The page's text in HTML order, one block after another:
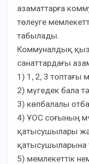
азаматтарға
төлеуге
табылады.
Коммуналдық
санаттардағы
1) 1, 2, 3 топтағы
2) мүгедек бала
3) көпбалалы
4) ҰОС соғының
қатысушылары
қатысушыларына
5) мемлекеттік